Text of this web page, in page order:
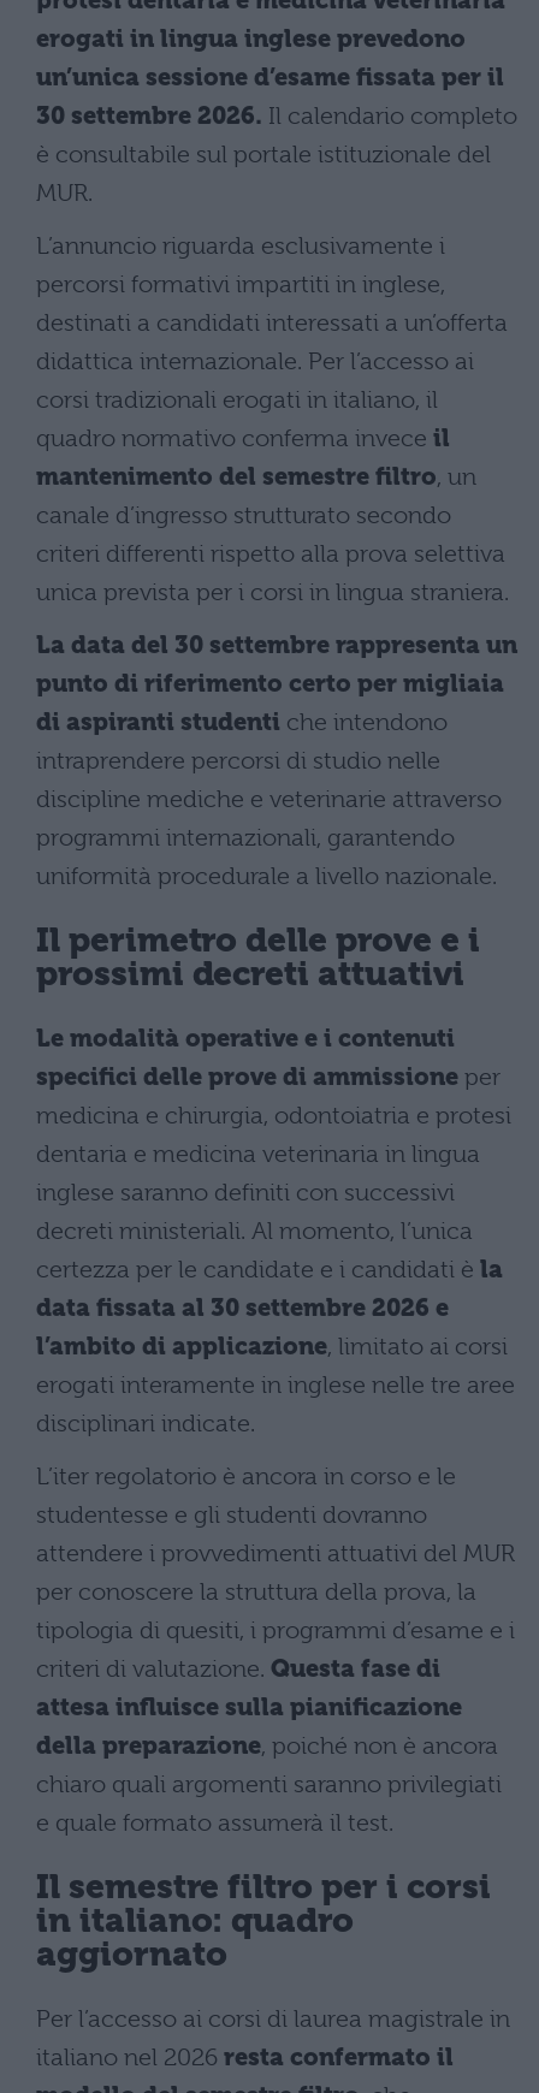
erogati in lingua inglese prevedono
un’unica sessione d’esame fissata per il
30 settembre 2026. Il calendario completo
è consultabile sul portale istituzionale del
MUR.
L’annuncio riguarda esclusivamente i
percorsi formativi impartiti in inglese,
destinati a candidati interessati a un’offerta
didattica internazionale. Per l’accesso ai
corsi tradizionali erogati in italiano, il
quadro normativo conferma invece il
mantenimento del semestre filtro, un
canale d’ingresso strutturato secondo
criteri differenti rispetto alla prova selettiva
unica prevista per i corsi in lingua straniera.
La data del 30 settembre rappresenta un
punto di riferimento certo per migliaia
di aspiranti studenti che intendono
intraprendere percorsi di studio nelle
discipline mediche e veterinarie attraverso
programmi internazionali, garantendo
uniformità procedurale a livello nazionale.
Il perimetro delle prove e i
prossimi decreti attuativi
Le modalità operative e i contenuti
specifici delle prove di ammissione per
medicina e chirurgia, odontoiatria e protesi
dentaria e medicina veterinaria in lingua
inglese saranno definiti con successivi
decreti ministeriali. Al momento, l’unica
certezza per le candidate e i candidati è la
data fissata al 30 settembre 2026 e
l’ambito di applicazione, limitato ai corsi
erogati interamente in inglese nelle tre aree
disciplinari indicate.
L’iter regolatorio è ancora in corso e le
studentesse e gli studenti dovranno
attendere i provvedimenti attuativi del MUR
per conoscere la struttura della prova, la
tipologia di quesiti, i programmi d’esame e i
criteri di valutazione. Questa fase di
attesa influisce sulla pianificazione
della preparazione, poiché non è ancora
chiaro quali argomenti saranno privilegiati
e quale formato assumerà il test.
Il semestre filtro per i corsi
in italiano: quadro
aggiornato
Per l’accesso ai corsi di laurea magistrale in
italiano nel 2026 resta confermato il